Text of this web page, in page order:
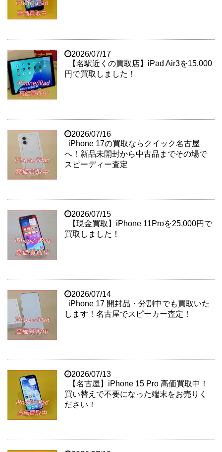
2026/07/17
【名駅近くの買取店】iPad Air3を15,000
円で買取しました！
2026/07/16
iPhone 17の買取ならクイック名古屋
へ！新品未開封から中古品までその場で
スピーディー査定
2026/07/15
【現金買取】iPhone 11Proを25,000円で
買取しました！
2026/07/14
iPhone 17 開封品・分割中でも買取いた
します！名古屋でスピーカー査定！
2026/07/13
【名古屋】iPhone 15 Pro 高価買取中！
買い替えで不要になった端末をお売りく
ださい！